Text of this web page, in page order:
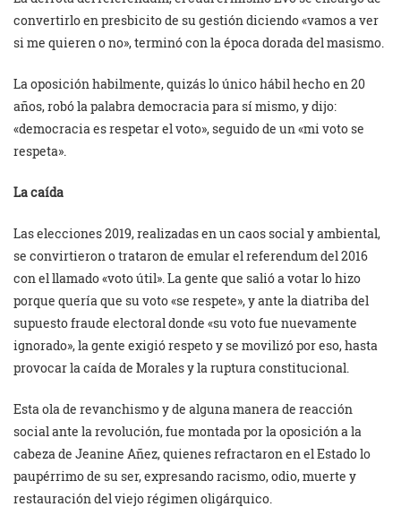
convertirlo en presbicito de su gestión diciendo «vamos a ver
si me quieren o no», terminó con la época dorada del masismo.
La oposición habilmente, quizás lo único hábil hecho en 20
años, robó la palabra democracia para sí mismo, y dijo:
«democracia es respetar el voto», seguido de un «mi voto se
respeta».
La caída
Las elecciones 2019, realizadas en un caos social y ambiental,
se convirtieron o trataron de emular el referendum del 2016
con el llamado «voto útil». La gente que salió a votar lo hizo
porque quería que su voto «se respete», y ante la diatriba del
supuesto fraude electoral donde «su voto fue nuevamente
ignorado», la gente exigió respeto y se movilizó por eso, hasta
provocar la caída de Morales y la ruptura constitucional.
Esta ola de revanchismo y de alguna manera de reacción
social ante la revolución, fue montada por la oposición a la
cabeza de Jeanine Añez, quienes refractaron en el Estado lo
paupérrimo de su ser, expresando racismo, odio, muerte y
restauración del viejo régimen oligárquico.